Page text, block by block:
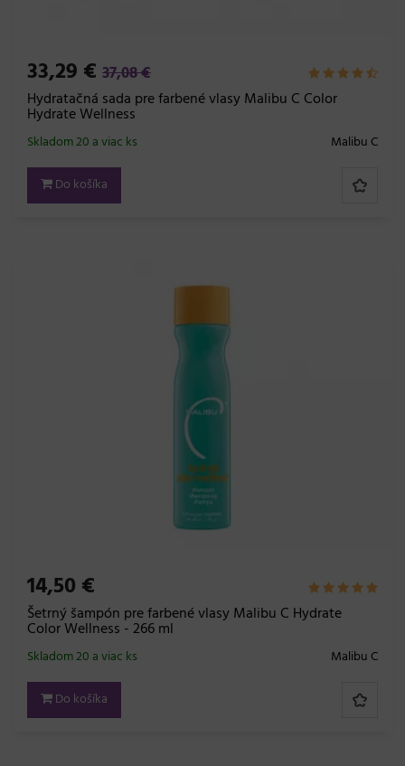
33,29 € 37,08 €
Hydratačná sada pre farbené vlasy Malibu C Color
Hydrate Wellness
Malibu C
Skladom 20 a viac ks
Do košíka
14,50 €
Šetrný šampón pre farbené vlasy Malibu C Hydrate
Color Wellness - 266 ml
Malibu C
Skladom 20 a viac ks
Do košíka